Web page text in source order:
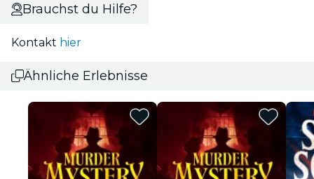
Brauchst du Hilfe?
Kontakt hier
Ähnliche Erlebnisse